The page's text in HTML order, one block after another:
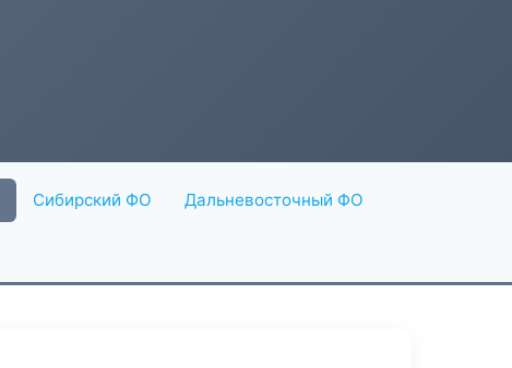
Сибирский ФО Дальневосточный ФО